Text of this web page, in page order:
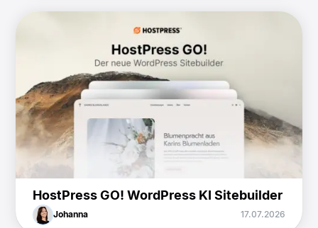
HostPress GO! WordPress KI Sitebuilder
Johanna 17.07.2026